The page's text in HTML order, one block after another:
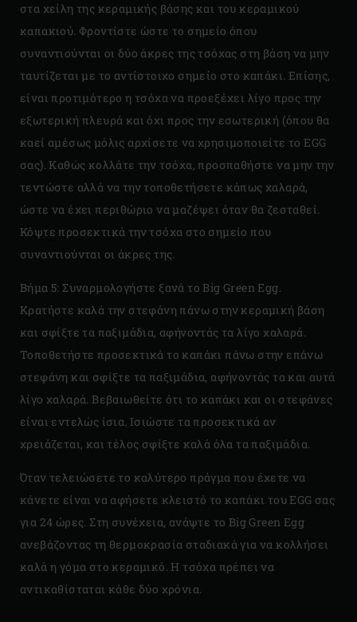
στα χείλη της κεραμικής βάσης και του κεραμικού
καπακιού. Φροντίστε ώστε το σημείο όπου
συναντιούνται οι δύο άκρες της τσόχας στη βάση να μην
ταυτίζεται με το αντίστοιχο σημείο στο καπάκι. Επίσης,
είναι προτιμότερο η τσόχα να προεξέχει λίγο προς την
εξωτερική πλευρά και όχι προς την εσωτερική (όπου θα
καεί αμέσως μόλις αρχίσετε να χρησιμοποιείτε το EGG
σας). Καθώς κολλάτε την τσόχα, προσπαθήστε να μην την
τεντώστε αλλά να την τοποθετήσετε κάπως χαλαρά,
ώστε να έχει περιθώριο να μαζέψει όταν θα ζεσταθεί.
Κόψτε προσεκτικά την τσόχα στο σημείο που
συναντιούνται οι άκρες της.
Βήμα 5: Συναρμολογήστε ξανά το Big Green Egg.
Κρατήστε καλά την στεφάνη πάνω στην κεραμική βάση
και σφίξτε τα παξιμάδια, αφήνοντάς τα λίγο χαλαρά.
Τοποθετήστε προσεκτικά το καπάκι πάνω στην επάνω
στεφάνη και σφίξτε τα παξιμάδια, αφήνοντάς τα και αυτά
λίγο χαλαρά. Βεβαιωθείτε ότι το καπάκι και οι στεφάνες
είναι εντελώς ίσια. Ισιώστε τα προσεκτικά αν
χρειάζεται, και τέλος σφίξτε καλά όλα τα παξιμάδια.
Όταν τελειώσετε το καλύτερο πράγμα που έχετε να
κάνετε είναι να αφήσετε κλειστό το καπάκι του EGG σας
για 24 ώρες. Στη συνέχεια, ανάψτε το Big Green Egg
ανεβάζοντας τη θερμοκρασία σταδιακά για να κολλήσει
καλά η γόμα στο κεραμικό. Η τσόχα πρέπει να
αντικαθίσταται κάθε δύο χρόνια.